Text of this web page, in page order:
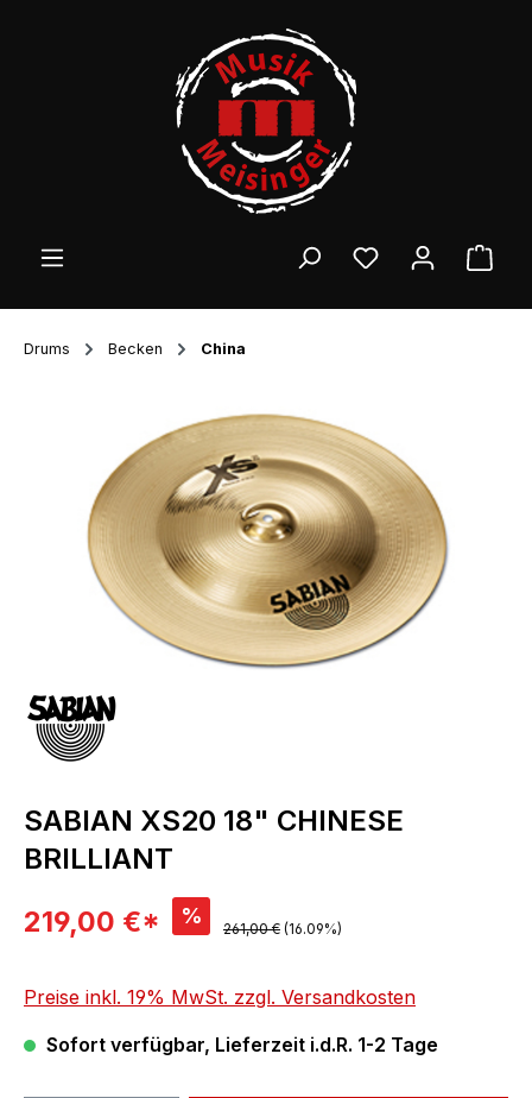
Drums Becken China
Bildergalerie überspringen
SABIAN XS20 18" CHINESE
BRILLIANT
Verkaufspreis:
219,00 €* % Regulärer Preis:
261,00 € (16.09%)
Preise inkl. 19% MwSt. zzgl. Versandkosten
Sofort verfügbar, Lieferzeit i.d.R. 1-2 Tage